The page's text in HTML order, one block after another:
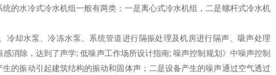
的水冷式冷水机组一般有两类：一是离心式冷水机组，二是螺杆式冷水机
冷却水泵、冷冻水泵、系统管道进行隔振处理及机房进行隔声、吸声处理
消除，达到了声学; 低噪声工作场所设计指南; 噪声控制规划》中噪声控制
的振动引起建筑结构的振动和固体声；二是设备产生的噪声通过空气透过